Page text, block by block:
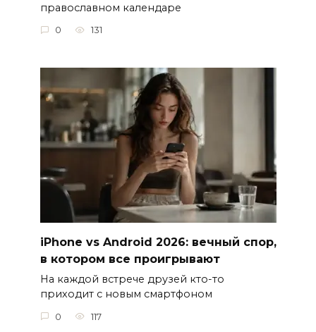
православном календаре
0 131
iPhone vs Android 2026: вечный спор,
в котором все проигрывают
На каждой встрече друзей кто-то
приходит с новым смартфоном
0 117